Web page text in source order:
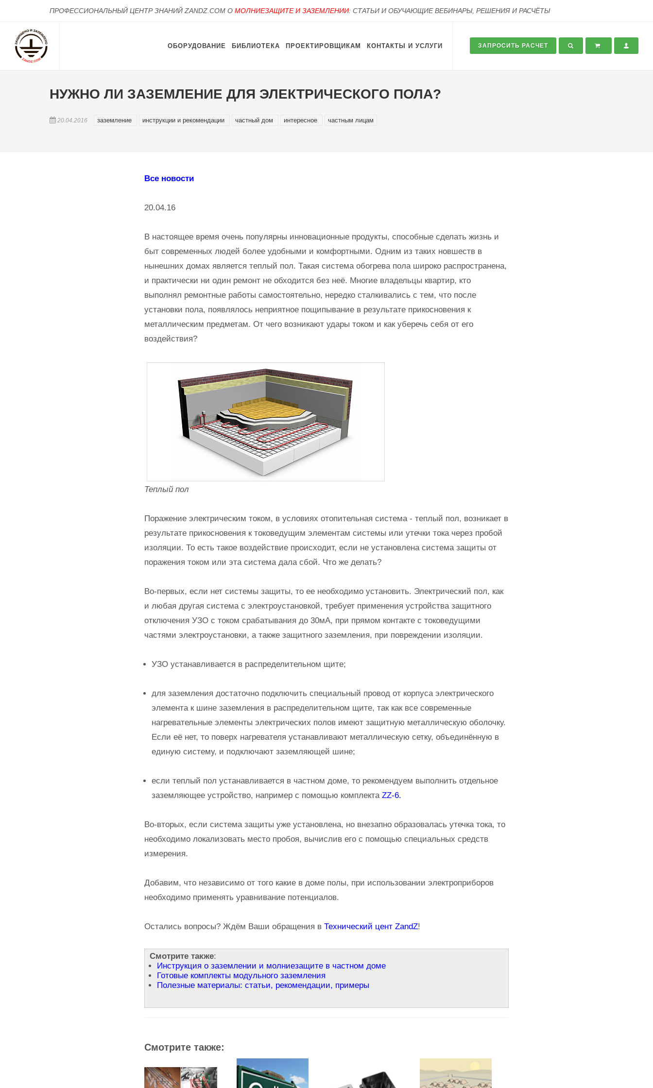
ПРОФЕССИОНАЛЬНЫЙ ЦЕНТР ЗНАНИЙ ZANDZ.COM О МОЛНИЕЗАЩИТЕ И ЗАЗЕМЛЕНИИ: СТАТЬИ И ОБУЧАЮЩИЕ ВЕБИНАРЫ, РЕШЕНИЯ И РАСЧЁТЫ
ОБОРУДОВАНИЕ БИБЛИОТЕКА ПРОЕКТИРОВЩИКАМ КОНТАКТЫ И УСЛУГИ ЗАПРОСИТЬ РАСЧЕТ
НУЖНО ЛИ ЗАЗЕМЛЕНИЕ ДЛЯ ЭЛЕКТРИЧЕСКОГО ПОЛА?
20.04.2016 заземление инструкции и рекомендации частный дом интересное частным лицам
Все новости
20.04.16
В настоящее время очень популярны инновационные продукты, способные сделать жизнь и
быт современных людей более удобными и комфортными. Одним из таких новшеств в
нынешних домах является теплый пол. Такая система обогрева пола широко распространена,
и практически ни один ремонт не обходится без неё. Многие владельцы квартир, кто
выполнял ремонтные работы самостоятельно, нередко сталкивались с тем, что после
установки пола, появлялось неприятное пощипывание в результате прикосновения к
металлическим предметам. От чего возникают удары током и как уберечь себя от его
воздействия?
Теплый пол
Поражение электрическим током, в условиях отопительная система - теплый пол, возникает в
результате прикосновения к токоведущим элементам системы или утечки тока через пробой
изоляции. То есть такое воздействие происходит, если не установлена система защиты от
поражения током или эта система дала сбой. Что же делать?
Во-первых, если нет системы защиты, то ее необходимо установить. Электрический пол, как
и любая другая система с электроустановкой, требует применения устройства защитного
отключения УЗО с током срабатывания до 30мА, при прямом контакте с токоведущими
частями электроустановки, а также защитного заземления, при повреждении изоляции.
УЗО устанавливается в распределительном щите;
для заземления достаточно подключить специальный провод от корпуса электрического
элемента к шине заземления в распределительном щите, так как все современные
нагревательные элементы электрических полов имеют защитную металлическую оболочку.
Если её нет, то поверх нагревателя устанавливают металлическую сетку, объединённую в
единую систему, и подключают заземляющей шине;
если теплый пол устанавливается в частном доме, то рекомендуем выполнить отдельное
заземляющее устройство, например с помощью комплекта ZZ-6.
Во-вторых, если система защиты уже установлена, но внезапно образовалась утечка тока, то
необходимо локализовать место пробоя, вычислив его с помощью специальных средств
измерения.
Добавим, что независимо от того какие в доме полы, при использовании электроприборов
необходимо применять уравнивание потенциалов.
Остались вопросы? Ждём Ваши обращения в Технический цент ZandZ!
Смотрите также:
Инструкция о заземлении и молниезащите в частном доме
Готовые комплекты модульного заземления
Полезные материалы: статьи, рекомендации, примеры
Смотрите также: